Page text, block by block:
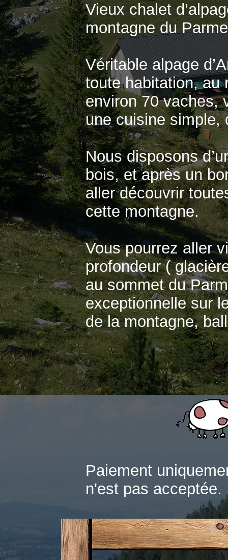
Vieux chalet
montagne du
Véritable alpage
toute habitation, au
environ 70 vaches,
une cuisine simple,
Nous disposons
bois, et après un
aller découvrir
cette montagne.
Vous pourrez aller
profondeur (
au sommet du
exceptionnelle sur
de la montagne,
Paiement
n'est pas acceptée.